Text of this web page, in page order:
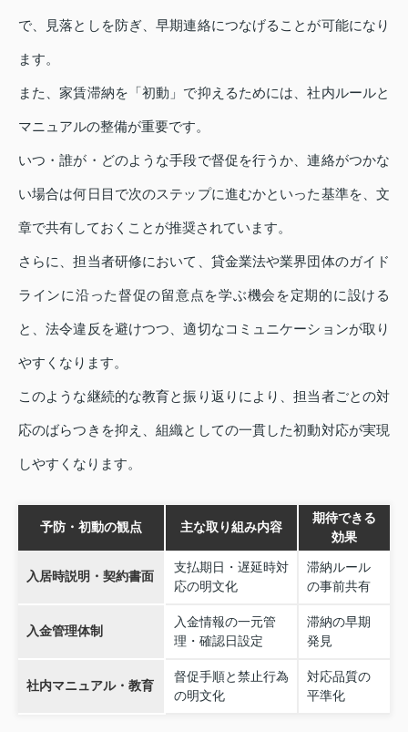
で、見落としを防ぎ、早期連絡につなげることが可能になり
ます。
また、家賃滞納を「初動」で抑えるためには、社内ルールと
マニュアルの整備が重要です。
いつ・誰が・どのような手段で督促を行うか、連絡がつかな
い場合は何日目で次のステップに進むかといった基準を、文
章で共有しておくことが推奨されています。
さらに、担当者研修において、貸金業法や業界団体のガイド
ラインに沿った督促の留意点を学ぶ機会を定期的に設ける
と、法令違反を避けつつ、適切なコミュニケーションが取り
やすくなります。
このような継続的な教育と振り返りにより、担当者ごとの対
応のばらつきを抑え、組織としての一貫した初動対応が実現
しやすくなります。
予防・初動の観点 主な取り組み内容
期待できる
効果
入居時説明・契約書面
支払期日・遅延時対
応の明文化
滞納ルール
の事前共有
入金管理体制
入金情報の一元管
理・確認日設定
滞納の早期
発見
社内マニュアル・教育
督促手順と禁止行為
の明文化
対応品質の
平準化